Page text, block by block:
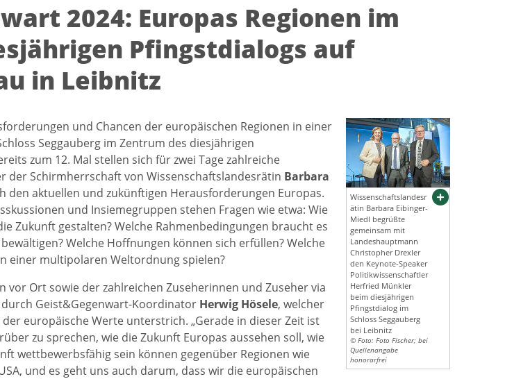
2024: Europas Regionen im
Pfingstdialogs auf
in Leibnitz
Wissenschaftslandesr
ätin Barbara Eibinger-
Miedl begrüßte
gemeinsam mit
Landeshauptmann
Christopher Drexler
den Keynote-Speaker
Politikwissenschaftler
Herfried Münkler
beim diesjährigen
Pfingstdialog im
Schloss Seggauberg
bei Leibnitz
© Foto: Foto Fischer; bei
Quellenangabe
honorarfrei
und Chancen der europäischen Regionen in einer
Seggauberg im Zentrum des diesjährigen
zum 12. Mal stellen sich für zwei Tage zahlreiche
der Schirmherrschaft von Wissenschaftslandesrätin Barbara
den aktuellen und zukünftigen Herausforderungen Europas.
und Insiemegruppen stehen Fragen wie etwa: Wie
Zukunft gestalten? Welche Rahmenbedingungen braucht es
Welche Hoffnungen können sich erfüllen? Welche
einer multipolaren Weltordnung spielen?
vor Ort sowie der zahlreichen Zuseherinnen und Zuseher via
Geist&Gegenwart-Koordinator Herwig Hösele, welcher
europäische Werte unterstrich. „Gerade in dieser Zeit ist
zu sprechen, wie die Zukunft Europas aussehen soll, wie
wettbewerbsfähig sein können gegenüber Regionen wie
und es geht uns auch darum, dass wir die europäischen